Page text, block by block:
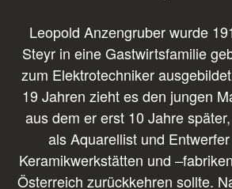
Leopold Anzengruber wurde
Steyr in eine Gastwirtsfamilie
zum Elektrotechniker
19 Jahren zieht es den jungen
aus dem er erst 10 Jahre
als Aquarellist und
Keramikwerkstätten und
Österreich zurückkehren sollte.